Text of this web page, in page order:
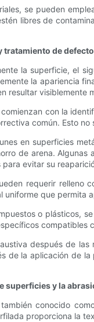
se pueden
libres de
tratamiento de
la superficie, el
la apariencia
resultar visiblemente
con la
común. Esto
en superficies
de arena.
evitar su
requerir relleno
uniforme que permita
o plásticos,
compatibles
después de
de la aplicación de
superficies y la
conocido
proporciona la